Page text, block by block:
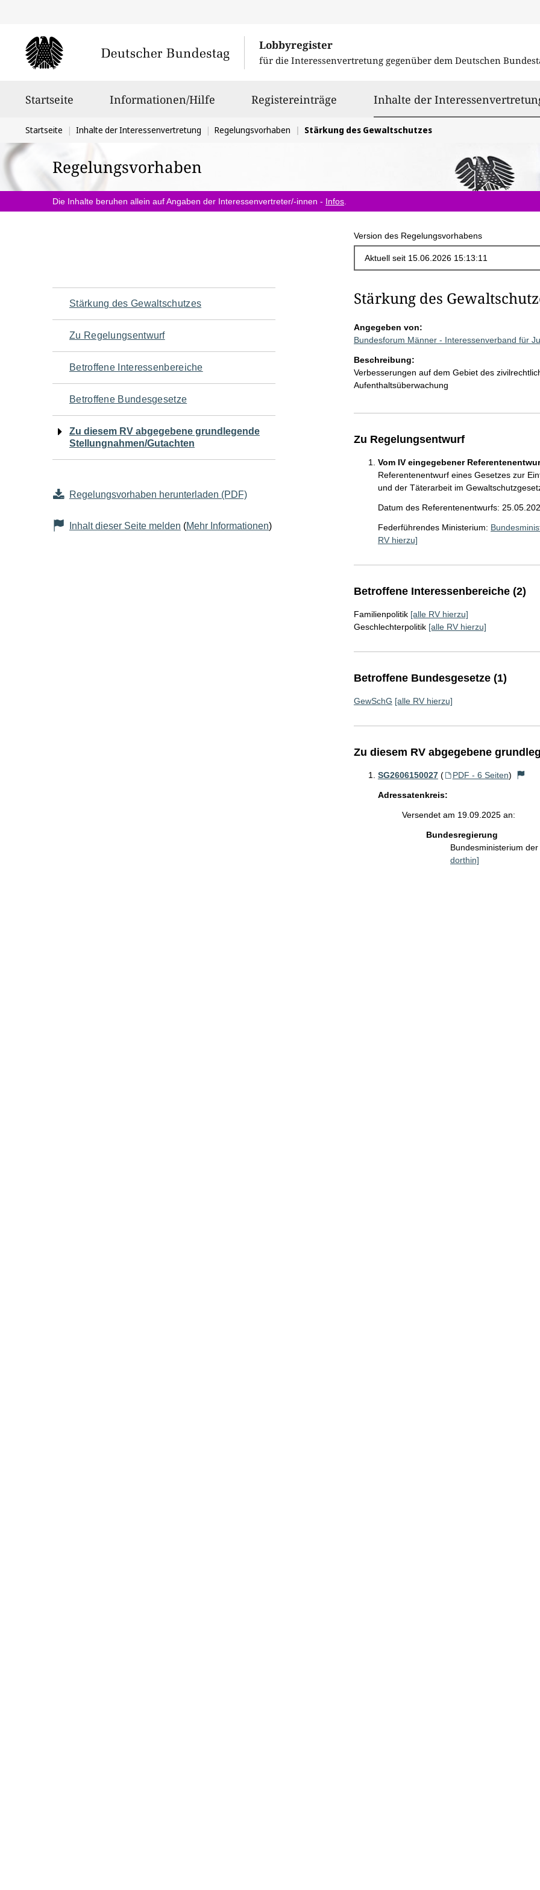
Lobbyregister
für die Interessenvertretung gegenüber dem Deutschen
Startseite Informationen/Hilfe Registereinträge Inhalte der
Sie
befinden
sich
hier:
Startseite Inhalte der Interessenvertretung Regelungsvorhaben Stärkung des Gewaltschutzes
Regelungsvorhaben
Die Inhalte beruhen allein auf Angaben der Interessenvertreter/-innen - Infos
Version des Regelungsvorhabens
Navigation
für
den
Seiteninhalt
Stärkung des Gewaltschutzes
Zu Regelungsentwurf
Betroffene Interessenbereiche
Betroffene Bundesgesetze
Zu diesem RV abgegebene grundlegende
Stellungnahmen/Gutachten
Regelungsvorhaben herunterladen (PDF)
Inhalt dieser Seite melden (Mehr Informationen)
Stärkung des
Angegeben von:
Bundesforum Männer - Interessenverband für
Beschreibung:
Verbesserungen auf dem Gebiet des
Aufenthaltsüberwachung
Zu Regelungsentwurf
Vom IV eingegebener
Referentenentwurf eines Gesetzes zur
und der Täterarbeit im
Datum des Referentenentwurfs:
Federführendes Ministerium:
RV hierzu]
Betroffene Interessenbereiche (2)
Familienpolitik [alle RV hierzu]
Geschlechterpolitik [alle RV hierzu]
Betroffene Bundesgesetze (1)
GewSchG [alle RV hierzu]
Zu diesem RV abgegebene
SG2606150027 ( PDF - 6 Seiten)
Adressatenkreis:
Versendet am 19.09.2025 an:
Bundesregierung
Bundesministerium
dorthin]